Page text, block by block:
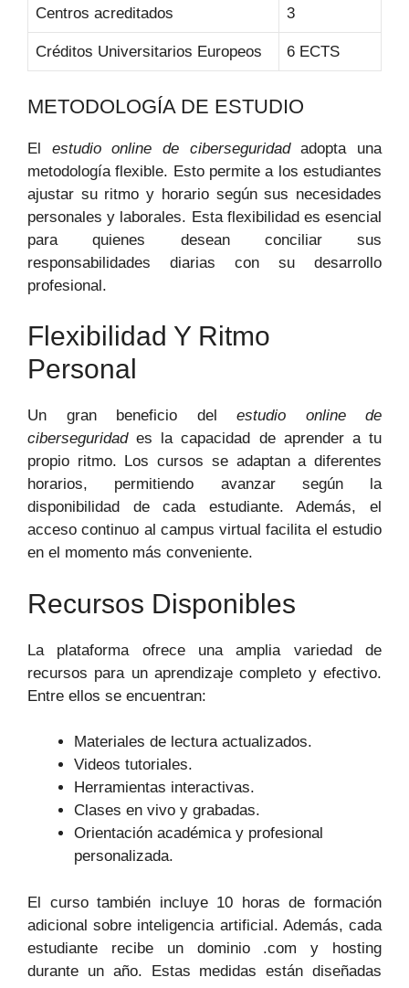
Centros acreditados 3
Créditos Universitarios Europeos 6 ECTS
METODOLOGÍA DE ESTUDIO
El estudio online de ciberseguridadadopta una
metodología flexible. Esto permite a los estudiantes
ajustar su ritmo y horario según sus necesidades
personales y laborales. Esta flexibilidad es esencial
para quienes desean conciliar sus
responsabilidades diarias con su desarrollo
profesional.
Flexibilidad Y Ritmo
Personal
Un gran beneficio del estudio online de
ciberseguridades la capacidad de aprender a tu
propio ritmo. Los cursos se adaptan a diferentes
horarios, permitiendo avanzar según la
disponibilidad de cada estudiante. Además, el
acceso continuo al campus virtual facilita el estudio
en el momento más conveniente.
Recursos Disponibles
La plataforma ofrece una amplia variedad de
recursos para un aprendizaje completo y efectivo.
Entre ellos se encuentran:
Materiales de lectura actualizados.
Videos tutoriales.
Herramientas interactivas.
Clases en vivo y grabadas.
Orientación académica y profesional
personalizada.
El curso también incluye 10 horas de formación
adicional sobre inteligencia artificial. Además, cada
estudiante recibe un dominio .com y hosting
durante un año. Estas medidas están diseñadas